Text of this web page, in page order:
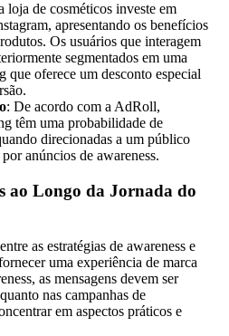
loja de cosméticos investe em
apresentando os benefícios
Os usuários que interagem
segmentados em uma
que oferece um desconto especial
: De acordo com a AdRoll,
têm uma probabilidade de
direcionadas a um público
anúncios de awareness.
ao Longo da Jornada do
as estratégias de awareness e
uma experiência de marca
as mensagens devem ser
nas campanhas de
em aspectos práticos e